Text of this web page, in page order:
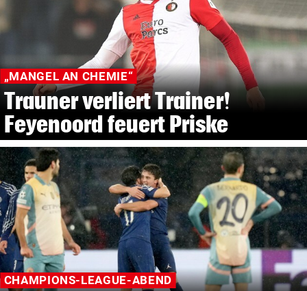
„MANGEL AN CHEMIE“
Trauner verliert Trainer!
Feyenoord feuert Priske
CHAMPIONS-LEAGUE-ABEND